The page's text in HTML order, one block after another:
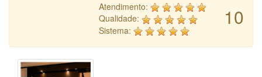
10
Atendimento:
Qualidade:
Sistema: